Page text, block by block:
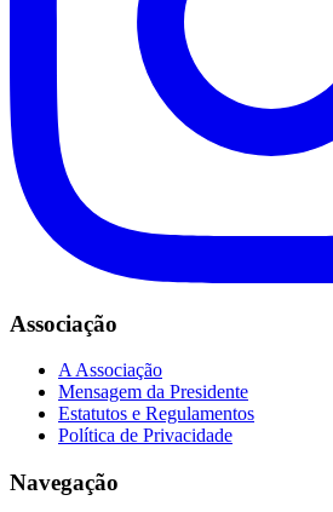
Associação
A Associação
Mensagem da Presidente
Estatutos e Regulamentos
Política de Privacidade
Navegação